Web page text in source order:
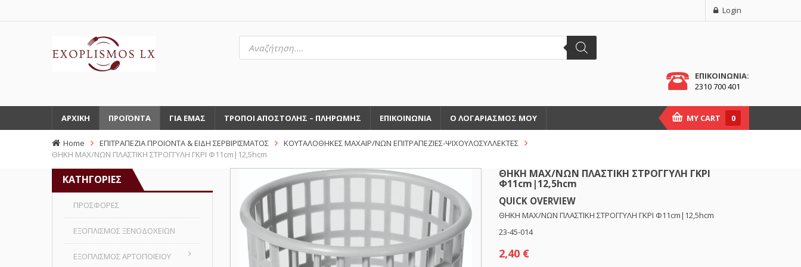
Login
Αναζήτηση
προϊόντων
ΕΠΙΚΟΙΝΩΝΙΑ:
2310 700 401
ΑΡΧΙΚΗ ΠΡΟΪΟΝΤΑ ΓΙΑ ΕΜΑΣ ΤΡΟΠΟΙ ΑΠΟΣΤΟΛΗΣ – ΠΛΗΡΩΜΗΣ ΕΠΙΚΟΙΝΩΝΙΑ Ο ΛΟΓΑΡΙΑΣΜΟΣ ΜΟΥ MY CART 0
Home ΕΠΙΤΡΑΠΕΖΙΑ ΠΡΟΙΟΝΤΑ & ΕΙΔΗ ΣΕΡΒΙΡΙΣΜΑΤΟΣ
ΚΟΥΤΑΛΟΘΗΚΕΣ ΜΑΧΑΙΡ/ΝΩΝ ΕΠΙΤΡΑΠΕΖΙΕΣ-ΨΙΧΟΥΛΟΣΥΛΛΕΚΤΕΣ
ΘΗΚΗ ΜΑΧ/ΝΩΝ ΠΛΑΣΤΙΚΗ ΣΤΡΟΓΓΥΛΗ ΓΚΡΙ Φ11cm|12,5hcm
ΚΑΤΗΓΟΡΙΕΣ
ΠΡΟΣΦΟΡΕΣ
ΕΞΟΠΛΙΣΜΟΣ ΞΕΝΟΔΟΧΕΙΩΝ
ΕΞΟΠΛΙΣΜΟΣ ΑΡΤΟΠΟΙΕΙΟΥ
ΘΗΚΗ ΜΑΧ/ΝΩΝ ΠΛΑΣΤΙΚΗ ΣΤΡΟΓΓΥΛΗ ΓΚΡΙ
Φ11cm|12,5hcm
QUICK OVERVIEW
ΘΗΚΗ ΜΑΧ/ΝΩΝ ΠΛΑΣΤΙΚΗ ΣΤΡΟΓΓΥΛΗ ΓΚΡΙ Φ11cm|12,5hcm
23-45-014
2,40 €